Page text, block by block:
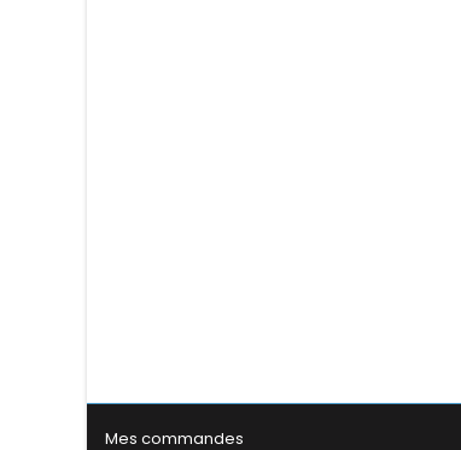
Mes commandes